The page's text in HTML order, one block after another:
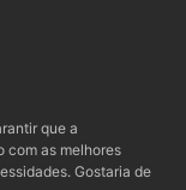
que a
com as melhores
Gostaria de